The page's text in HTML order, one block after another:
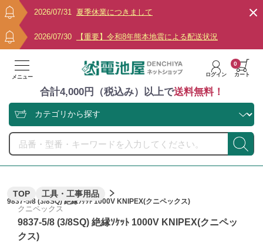
2026/07/31 夏季休業につきまして
2026/07/30 【重要】令和8年熊本地震による配送状況
メニュー ログイン カート
0
合計4,000円（税込み）以上で送料無料！
TOP 工具・工事用品
9837-5/8 (3/8SQ) 絶縁ｿｹｯﾄ 1000V KNIPEX(クニペックス)
クニペックス
9837-5/8 (3/8SQ) 絶縁ｿｹｯﾄ 1000V KNIPEX(クニペッ
クス)